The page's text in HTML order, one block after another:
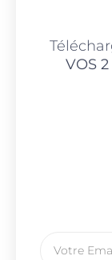
VOS